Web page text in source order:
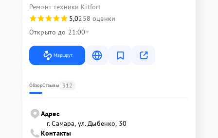
Ремонт техники Kitfort
5,0258 оценки
Открыто до 21:00
Маршрут
ОбзорОтзывы 312
Адрес
г. Самара, ул. Дыбенко, 30
Контакты